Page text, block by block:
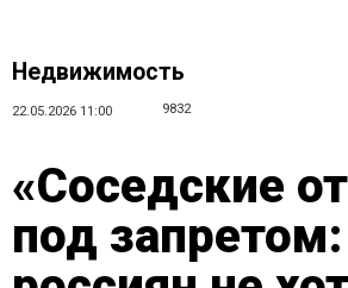
Недвижимость
22.05.2026 11:00 9832
«Соседские
под запретом: